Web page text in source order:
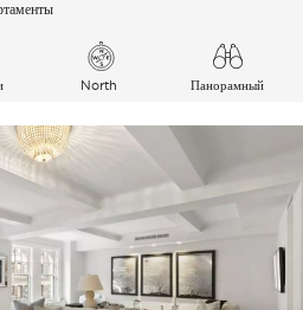
North Панорамный